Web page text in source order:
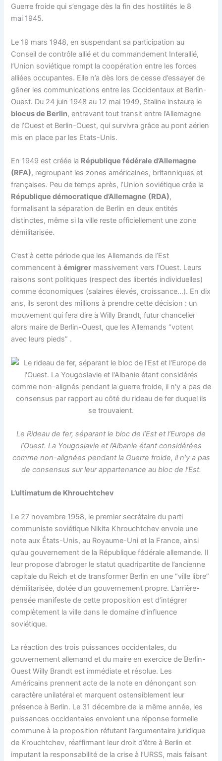
Guerre froide qui s’engage dès la fin des hostilités le 8
mai 1945.
Le 19 mars 1948, en suspendant sa participation au
Conseil de contrôle allié et du commandement Interallié,
l’Union soviétique rompt la coopération entre les forces
alliées occupantes. Elle n’a dès lors de cesse d’essayer de
gêner les communications entre les Occidentaux et Berlin-
Ouest. Du 24 juin 1948 au 12 mai 1949, Staline instaure le
blocus de Berlin, entravant tout transit entre l’Allemagne
de l’Ouest et Berlin-Ouest, qui survivra grâce au pont aérien
mis en place par les Etats-Unis.
En 1949 est créée la République fédérale d’Allemagne
(RFA), regroupant les zones américaines, britanniques et
françaises. Peu de temps après, l’Union soviétique crée la
République démocratique d’Allemagne (RDA),
formalisant la séparation de Berlin en deux entités
distinctes, même si la ville reste officiellement une zone
démilitarisée.
C’est à cette période que les Allemands de l’Est
commencent àémigrer massivement vers l’Ouest. Leurs
raisons sont politiques (respect des libertés individuelles)
comme économiques (salaires élevés, croissance…). En dix
ans, ils seront des millions à prendre cette décision : un
mouvement qui fera dire à Willy Brandt, futur chancelier
alors maire de Berlin-Ouest, que les Allemands “votent
avec leurs pieds” .
Le Rideau de fer, séparant le bloc de l’Est et l’Europe de
l’Ouest. La Yougoslavie et l’Albanie étant considérées
comme non-alignées pendant la Guerre froide, il n’y a pas
de consensus sur leur appartenance au bloc de l’Est.
L’ultimatum de Khrouchtchev
Le 27 novembre 1958, le premier secrétaire du parti
communiste soviétique Nikita Khrouchtchev envoie une
note aux États-Unis, au Royaume-Uni et la France, ainsi
qu’au gouvernement de la République fédérale allemande. Il
leur propose d’abroger le statut quadripartite de l’ancienne
capitale du Reich et de transformer Berlin en une “ville libre”
démilitarisée, dotée d’un gouvernement propre. L’arrière-
pensée manifeste de cette proposition est d’intégrer
complètement la ville dans le domaine d’influence
soviétique.
La réaction des trois puissances occidentales, du
gouvernement allemand et du maire en exercice de Berlin-
Ouest Willy Brandt est immédiate et résolue. Les
Américains prennent acte de la note en dénonçant son
caractère unilatéral et marquent ostensiblement leur
présence à Berlin. Le 31 décembre de la même année, les
puissances occidentales envoient une réponse formelle
commune à la proposition réfutant l’argumentaire juridique
de Krouchtchev, réaffirmant leur droit d’être à Berlin et
imputant la responsabilité de la crise à l’URSS, mais faisant